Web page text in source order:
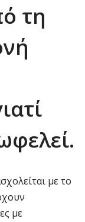
τη
με το
με